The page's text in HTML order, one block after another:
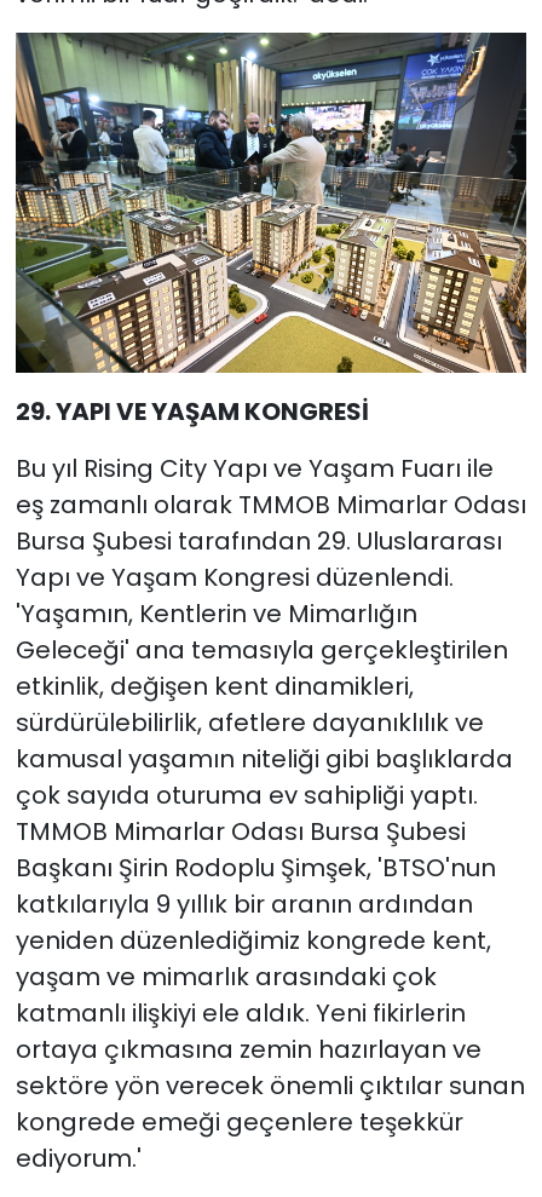
29. YAPI VE YAŞAM KONGRESİ
Bu yıl Rising City Yapı ve Yaşam Fuarı ile
eş zamanlı olarak TMMOB Mimarlar Odası
Bursa Şubesi tarafından 29. Uluslararası
Yapı ve Yaşam Kongresi düzenlendi.
'Yaşamın, Kentlerin ve Mimarlığın
Geleceği' ana temasıyla gerçekleştirilen
etkinlik, değişen kent dinamikleri,
sürdürülebilirlik, afetlere dayanıklılık ve
kamusal yaşamın niteliği gibi başlıklarda
çok sayıda oturuma ev sahipliği yaptı.
TMMOB Mimarlar Odası Bursa Şubesi
Başkanı Şirin Rodoplu Şimşek, 'BTSO'nun
katkılarıyla 9 yıllık bir aranın ardından
yeniden düzenlediğimiz kongrede kent,
yaşam ve mimarlık arasındaki çok
katmanlı ilişkiyi ele aldık. Yeni fikirlerin
ortaya çıkmasına zemin hazırlayan ve
sektöre yön verecek önemli çıktılar sunan
kongrede emeği geçenlere teşekkür
ediyorum.'